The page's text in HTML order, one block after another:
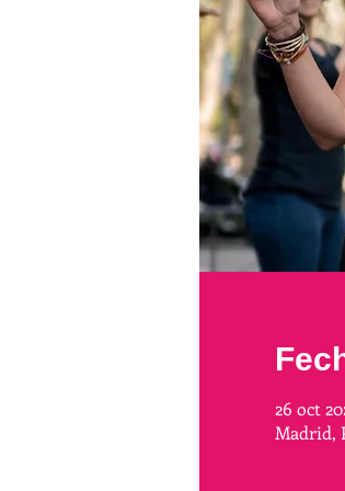
26 oct
Madrid,